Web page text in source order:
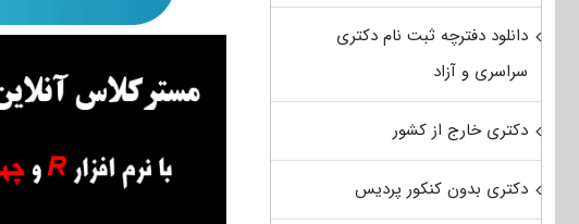
دانلود دفترچه ثبت نام دکتری
سراسری و آزاد
دکتری خارج از کشور
دکتری بدون کنکور پردیس